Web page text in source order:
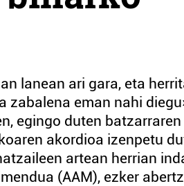
lanean ari gara, eta
zabalena eman nahi
egingo duten
akordioa izenpetu
artean herrian
(AAM), ezker